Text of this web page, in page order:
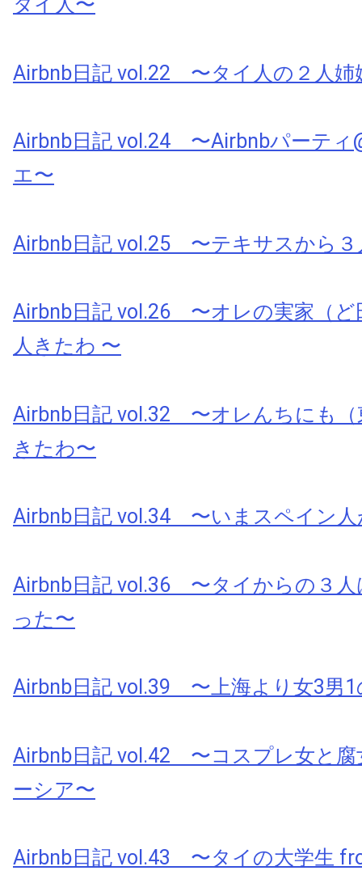
タイ人〜
Airbnb日記 vol.22 〜タイ人の２人姉
Airbnb日記 vol.24 〜Airbnbパーティ
エ〜
Airbnb日記 vol.25 〜テキサスから３
Airbnb日記 vol.26 〜オレの実家（ど
人きたわ 〜
Airbnb日記 vol.32 〜オレんちにも（
きたわ〜
Airbnb日記 vol.34 〜いまスペイン人
Airbnb日記 vol.36 〜タイからの３人
った〜
Airbnb日記 vol.39 〜上海より女3男1
Airbnb日記 vol.42 〜コスプレ女と腐
ーシア〜
Airbnb日記 vol.43 〜タイの大学生